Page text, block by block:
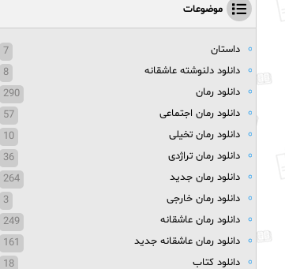
موضوعات
داستان
7
دانلود دلنوشته عاشقانه
8
دانلود رمان
290
دانلود رمان اجتماعی
57
دانلود رمان تخیلی
10
دانلود رمان تراژدی
36
دانلود رمان جدید
264
دانلود رمان خارجی
3
دانلود رمان عاشقانه
249
دانلود رمان عاشقانه جدید
161
دانلود کتاب
18